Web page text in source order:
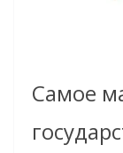
Самое